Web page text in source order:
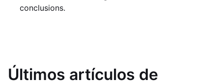
conclusions.
Últimos artículos de